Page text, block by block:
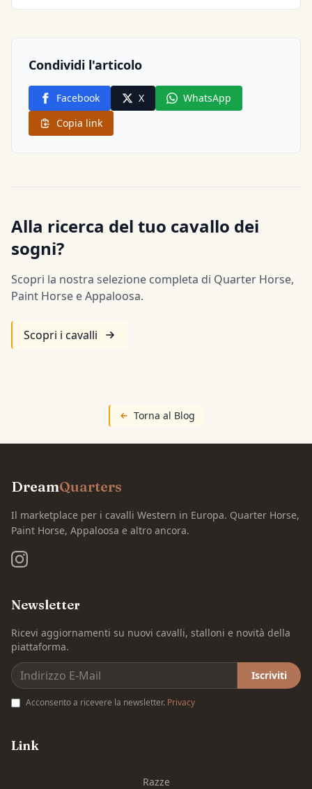
Condividi l'articolo
Facebook X
WhatsApp
Copia link
Alla ricerca del tuo cavallo dei
sogni?
Scopri la nostra selezione completa di Quarter Horse,
Paint Horse e Appaloosa.
Scopri i cavalli
Torna al Blog
DreamQuarters
Il marketplace per i cavalli Western in Europa. Quarter Horse,
Paint Horse, Appaloosa e altro ancora.
Newsletter
Ricevi aggiornamenti su nuovi cavalli, stalloni e novità della
piattaforma.
Iscriviti
Acconsento a ricevere la newsletter. Privacy
Link
Razze